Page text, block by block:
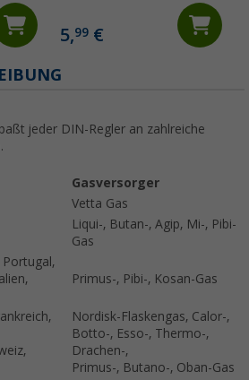
5,99€
jeder DIN-Regler an zahlreiche
Gasversorger
Vetta Gas
Liqui-, Butan-, Agip, Mi-, Pibi-
Gas
Primus-, Pibi-, Kosan-Gas
Nordisk-Flaskengas, Calor-,
Botto-, Esso-, Thermo-,
Drachen-,
Primus-, Butano-, Oban-Gas